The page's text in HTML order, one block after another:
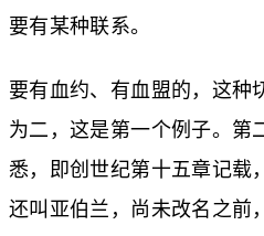
要有某种联系。
要有血约、有血盟的，这种
为二，这是第一个例子。第
悉，即创世纪第十五章记载
还叫亚伯兰，尚未改名之前